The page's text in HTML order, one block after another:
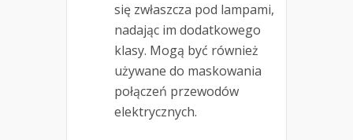
się zwłaszcza pod lampami,
nadając im dodatkowego
klasy. Mogą być również
używane do maskowania
połączeń przewodów
elektrycznych.